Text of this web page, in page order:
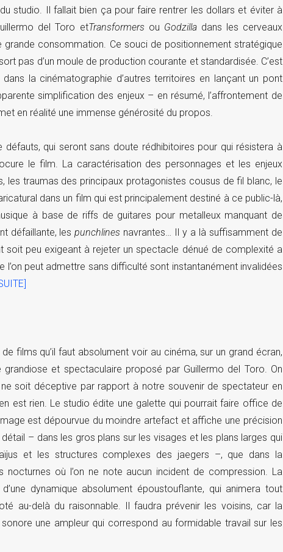
studio. Il fallait bien ça pour faire rentrer les dollars et éviter à
del Toro etTransformers ou Godzilla dans les cerveaux
grande consommation. Ce souci de positionnement stratégique
pas d’un moule de production courante et standardisée. C’est
la cinématographie d’autres territoires en lançant un pont
simplification des enjeux – en résumé, l’affrontement de
en réalité une immense générosité du propos.
défauts, qui seront sans doute rédhibitoires pour qui résistera à
le film. La caractérisation des personnages et les enjeux
les traumas des principaux protagonistes cousus de fil blanc, le
dans un film qui est principalement destiné à ce public-là,
à base de riffs de guitares pour metalleux manquant de
défaillante, lespunchlines navrantes… Il y a là suffisamment de
soit peu exigeant à rejeter un spectacle dénué de complexité a
l’on peut admettre sans difficulté sont instantanément invalidées
films qu’il faut absolument voir au cinéma, sur un grand écran,
et spectaculaire proposé par Guillermo del Toro. On
soit déceptive par rapport à notre souvenir de spectateur en
est rien. Le studio édite une galette qui pourrait faire office de
est dépourvue du moindre artefact et affiche une précision
– dans les gros plans sur les visages et les plans larges qui
et les structures complexes des jaegers –, que dans la
où l’on ne note aucun incident de compression. La
dynamique absolument époustouflante, qui animera tout
au-delà du raisonnable. Il faudra prévenir les voisins, car la
une ampleur qui correspond au formidable travail sur les